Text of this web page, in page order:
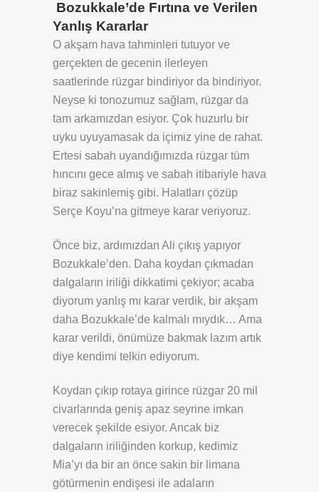
Bozukkale’de Fırtına ve Verilen
Yanlış Kararlar
O akşam hava tahminleri tutuyor ve
gerçekten de gecenin ilerleyen
saatlerinde rüzgar bindiriyor da bindiriyor.
Neyse ki tonozumuz sağlam, rüzgar da
tam arkamızdan esiyor. Çok huzurlu bir
uyku uyuyamasak da içimiz yine de rahat.
Ertesi sabah uyandığımızda rüzgar tüm
hıncını gece almış ve sabah itibariyle hava
biraz sakinlemiş gibi. Halatları çözüp
Serçe Koyu’na gitmeye karar veriyoruz.
Önce biz, ardımızdan Ali çıkış yapıyor
Bozukkale’den. Daha koydan çıkmadan
dalgaların iriliği dikkatimi çekiyor; acaba
diyorum yanlış mı karar verdik, bir akşam
daha Bozukkale’de kalmalı mıydık… Ama
karar verildi, önümüze bakmak lazım artık
diye kendimi telkin ediyorum.
Koydan çıkıp rotaya girince rüzgar 20 mil
civarlarında geniş apaz seyrine imkan
verecek şekilde esiyor. Ancak biz
dalgaların iriliğinden korkup, kedimiz
Mia’yı da bir an önce sakin bir limana
götürmenin endişesi ile adaların